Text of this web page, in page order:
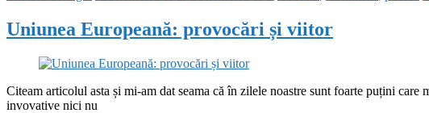
Uniunea Europeană: provocări și viitor
Citeam articolul asta și mi-am dat seama că în zilele noastre sunt foarte puțini
invovative nici nu